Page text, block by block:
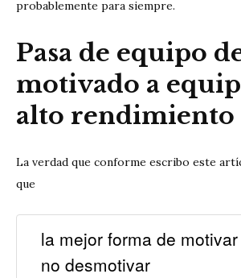
probablemente para siempre.
Pasa de equipo
motivado a
alto rendimiento
La verdad que conforme escribo este
que
la mejor forma de
no desmotivar